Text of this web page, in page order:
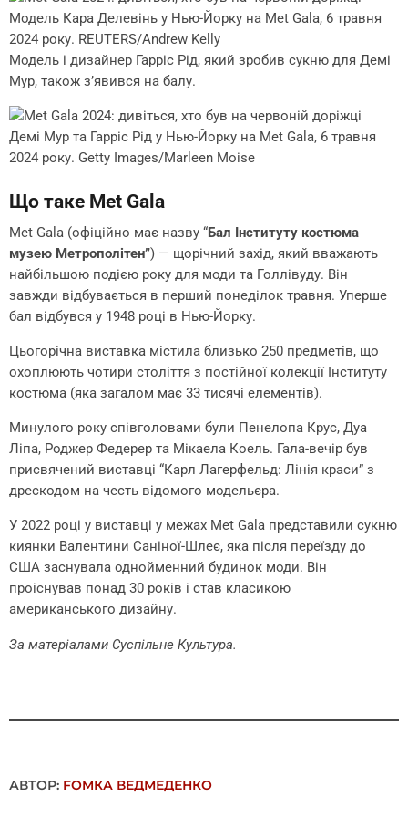
Модель Кара Делевінь у Нью-Йорку на Met Gala, 6 травня
2024 року. REUTERS/Andrew Kelly
Модель і дизайнер Гарріс Рід, який зробив сукню для Демі
Мур, також з’явився на балу.
Демі Мур та Гарріс Рід у Нью-Йорку на Met Gala, 6 травня
2024 року. Getty Images/Marleen Moise
Що таке Met Gala
Met Gala (офіційно має назву “Бал Інституту костюма
музею Метрополітен”) — щорічний захід, який вважають
найбільшою подією року для моди та Голлівуду. Він
завжди відбувається в перший понеділок травня. Уперше
бал відбувся у 1948 році в Нью-Йорку.
Цьогорічна виставка містила близько 250 предметів, що
охоплюють чотири століття з постійної колекції Інституту
костюма (яка загалом має 33 тисячі елементів).
Минулого року співголовами були Пенелопа Крус, Дуа
Ліпа, Роджер Федерер та Мікаела Коель. Гала-вечір був
присвячений виставці “Карл Лагерфельд: Лінія краси” з
дрескодом на честь відомого модельєра.
У 2022 році у виставці у межах Met Gala представили сукню
киянки Валентини Саніної-Шлеє, яка після переїзду до
США заснувала однойменний будинок моди. Він
проіснував понад 30 років і став класикою
американського дизайну.
За матеріалами Суспільне Культура.
АВТОР: FОMКА ВЕДМЕДЕНКО